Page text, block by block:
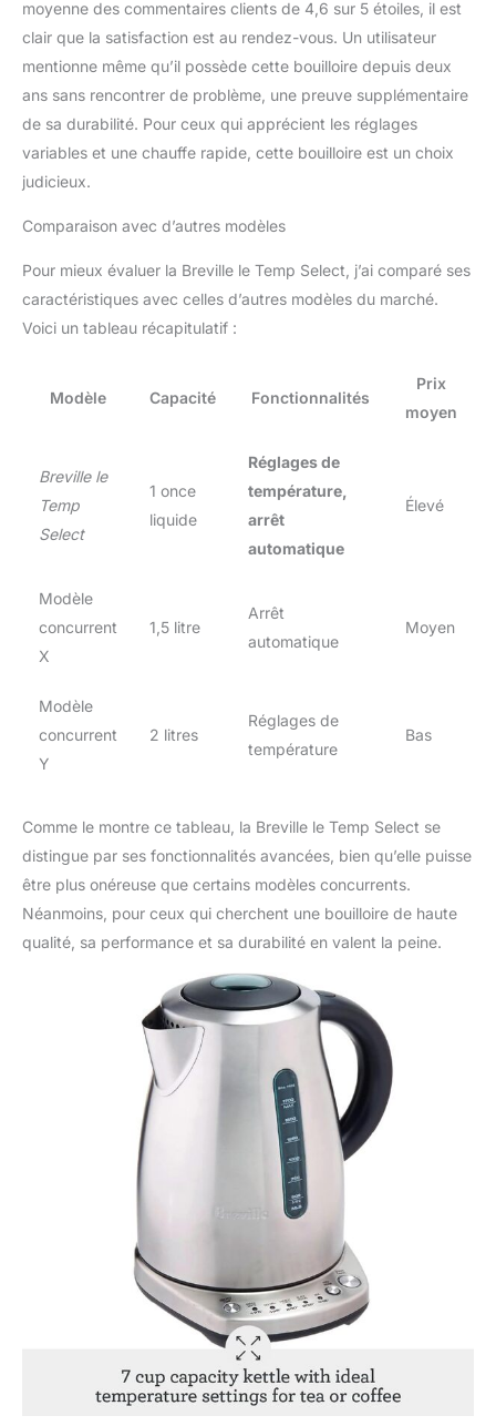
moyenne des commentaires clients de 4,6 sur 5 étoiles, il est
clair que la satisfaction est au rendez-vous. Un utilisateur
mentionne même qu’il possède cette bouilloire depuis deux
ans sans rencontrer de problème, une preuve supplémentaire
de sa durabilité. Pour ceux qui apprécient les réglages
variables et une chauffe rapide, cette bouilloire est un choix
judicieux.
Comparaison avec d’autres modèles
Pour mieux évaluer la Breville le Temp Select, j’ai comparé ses
caractéristiques avec celles d’autres modèles du marché.
Voici un tableau récapitulatif :
Modèle Capacité Fonctionnalités
Prix
moyen
Breville le
Temp
Select
1 once
liquide
Réglages de
température,
arrêt
automatique
Élevé
Modèle
concurrent
X
1,5 litre
Arrêt
automatique
Moyen
Modèle
concurrent
Y
2 litres
Réglages de
température
Bas
Comme le montre ce tableau, la Breville le Temp Select se
distingue par ses fonctionnalités avancées, bien qu’elle puisse
être plus onéreuse que certains modèles concurrents.
Néanmoins, pour ceux qui cherchent une bouilloire de haute
qualité, sa performance et sa durabilité en valent la peine.